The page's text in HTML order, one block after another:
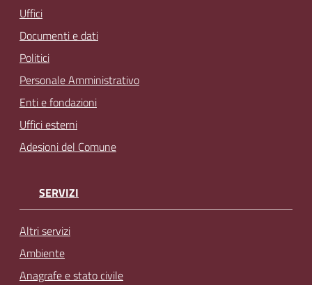
Uffici
Documenti e dati
Politici
Personale Amministrativo
Enti e fondazioni
Uffici esterni
Adesioni del Comune
SERVIZI
Altri servizi
Ambiente
Anagrafe e stato civile